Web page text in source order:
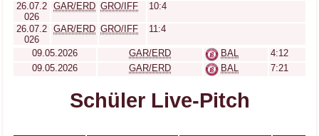
26.07.2
026
GAR/ERD GRO/IFF 10:4
26.07.2
026
GAR/ERD GRO/IFF 11:4
09.05.2026 GAR/ERD BAL
4:12
09.05.2026
GAR/ERD BAL 7:21
Schüler Live-Pitch